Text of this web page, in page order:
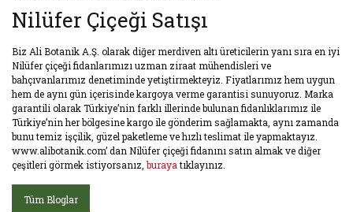
Nilüfer Çiçeği Satışı
Biz Ali Botanik A.Ş. olarak diğer merdiven altı üreticilerin yanı sıra en iyi
Nilüfer çiçeği fidanlarımızı uzman ziraat mühendisleri ve
bahçıvanlarımız denetiminde yetiştirmekteyiz. Fiyatlarımız hem uygun
hem de aynı gün içerisinde kargoya verme garantisi sunuyoruz. Marka
garantili olarak Türkiye’nin farklı illerinde bulunan fidanlıklarımız ile
Türkiye’nin her bölgesine kargo ile gönderim sağlamakta, aynı zamanda
bunu temiz işçilik, güzel paketleme ve hızlı teslimat ile yapmaktayız.
www.alibotanik.com’ dan Nilüfer çiçeği fidanını satın almak ve diğer
çeşitleri görmek istiyorsanız,burayatıklayınız.
Tüm Bloglar